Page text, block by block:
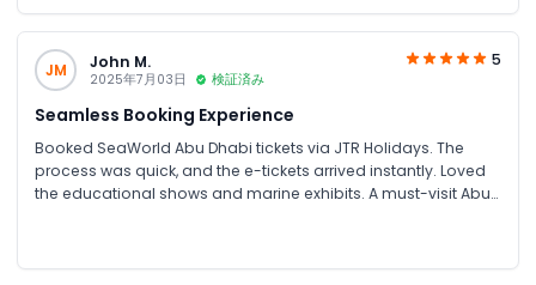
JM John M.
2025年7月03日 検証済み
5
Seamless Booking Experience
Booked SeaWorld Abu Dhabi tickets via JTR Holidays. The
process was quick, and the e-tickets arrived instantly. Loved
the educational shows and marine exhibits. A must-visit Abu